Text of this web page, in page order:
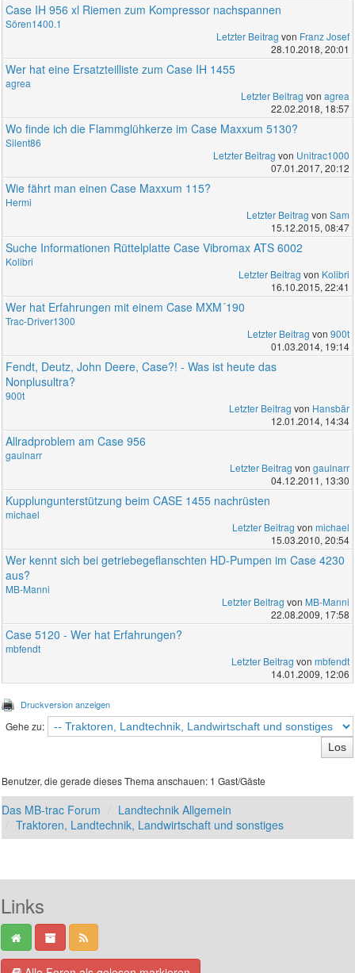
Case IH 956 xl Riemen zum Kompressor nachspannen
Sören1400.1
Letzter Beitrag von Franz Josef
28.10.2018, 20:01
Wer hat eine Ersatzteilliste zum Case IH 1455
agrea
Letzter Beitrag von agrea
22.02.2018, 18:57
Wo finde ich die Flammglühkerze im Case Maxxum 5130?
Silent86
Letzter Beitrag von Unitrac1000
07.01.2017, 20:12
Wie fährt man einen Case Maxxum 115?
Hermi
Letzter Beitrag von Sam
15.12.2015, 08:47
Suche Informationen Rüttelplatte Case Vibromax ATS 6002
Kolibri
Letzter Beitrag von Kolibri
16.10.2015, 22:41
Wer hat Erfahrungen mit einem Case MXM´190
Trac-Driver1300
Letzter Beitrag von 900t
01.03.2014, 19:14
Fendt, Deutz, John Deere, Case?! - Was ist heute das
Nonplusultra?
900t
Letzter Beitrag von Hansbär
12.01.2014, 14:34
Allradproblem am Case 956
gaulnarr
Letzter Beitrag von gaulnarr
04.12.2011, 13:30
Kupplungunterstützung beim CASE 1455 nachrüsten
michael
Letzter Beitrag von michael
15.03.2010, 20:54
Wer kennt sich bei getriebegeflanschten HD-Pumpen im Case 4230
aus?
MB-Manni
Letzter Beitrag von MB-Manni
22.08.2009, 17:58
Case 5120 - Wer hat Erfahrungen?
mbfendt
Letzter Beitrag von mbfendt
14.01.2009, 12:06
Druckversion anzeigen
Gehe zu:
Benutzer, die gerade dieses Thema anschauen: 1 Gast/Gäste
Das MB-trac Forum
Landtechnik Allgemein
Traktoren, Landtechnik, Landwirtschaft und sonstiges
Links